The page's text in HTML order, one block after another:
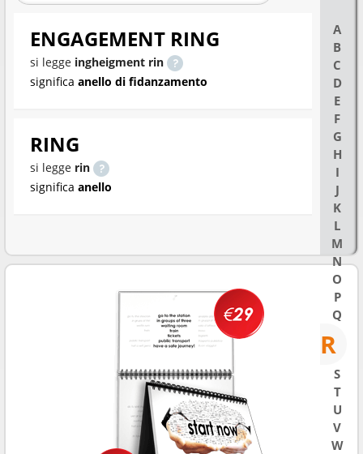
A
B
C
D
E
F
G
H
I
J
K
L
M
N
O
P
Q
R
S
T
U
V
W
ENGAGEMENT RING
si legge ingheigment rin
significa anello di fidanzamento
RING
si legge rin
significa anello